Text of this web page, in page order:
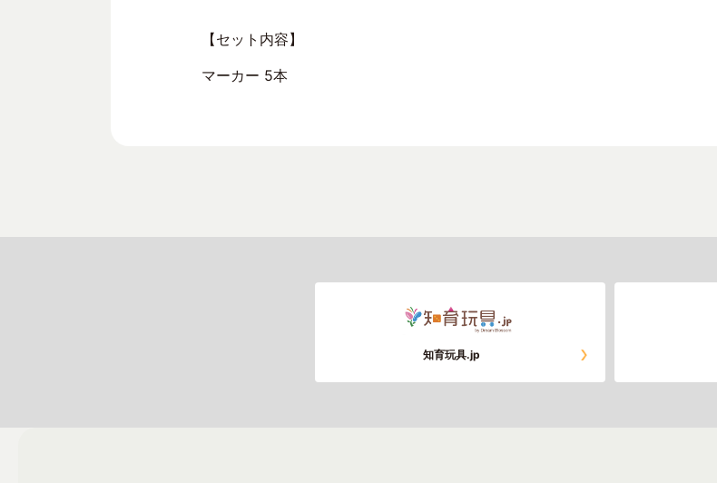
【セット内容】
マーカー 5本
知育玩具.jp